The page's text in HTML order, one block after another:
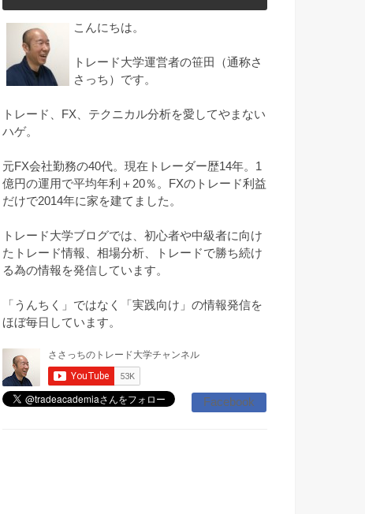
こんにちは。
トレード大学運営者の笹田（通称さ
さっち）です。
トレード、FX、テクニカル分析を愛してやまない
ハゲ。
元FX会社勤務の40代。現在トレーダー歴14年。1
億円の運用で平均年利＋20％。FXのトレード利益
だけで2014年に家を建てました。
トレード大学ブログでは、初心者や中級者に向け
たトレード情報、相場分析、トレードで勝ち続け
る為の情報を発信しています。
「うんちく」ではなく「実践向け」の情報発信を
ほぼ毎日しています。
Facebook